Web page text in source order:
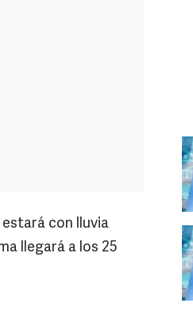
estará con lluvia
llegará a los 25